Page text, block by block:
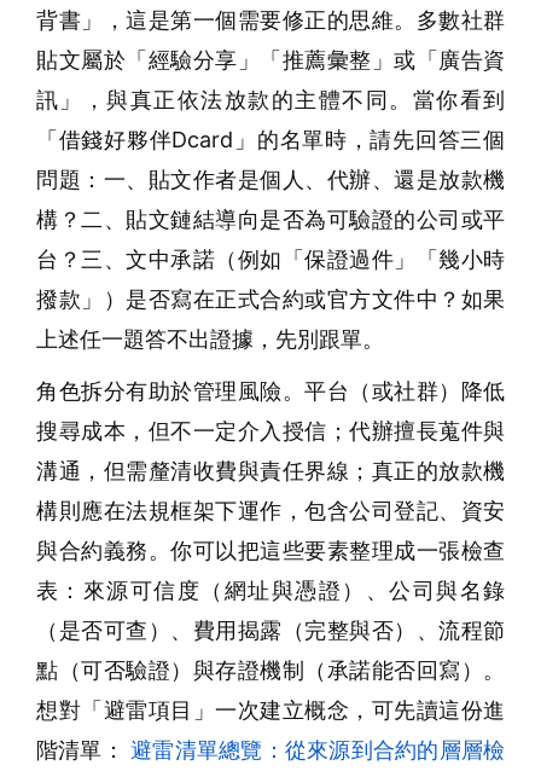
背書」，這是第一個需要修正的思維。多數社群
貼文屬於「經驗分享」「推薦彙整」或「廣告資
訊」，與真正依法放款的主體不同。當你看到
「借錢好夥伴Dcard」的名單時，請先回答三個
問題：一、貼文作者是個人、代辦、還是放款機
構？二、貼文鏈結導向是否為可驗證的公司或平
台？三、文中承諾（例如「保證過件」「幾小時
撥款」）是否寫在正式合約或官方文件中？如果
上述任一題答不出證據，先別跟單。
角色拆分有助於管理風險。平台（或社群）降低
搜尋成本，但不一定介入授信；代辦擅長蒐件與
溝通，但需釐清收費與責任界線；真正的放款機
構則應在法規框架下運作，包含公司登記、資安
與合約義務。你可以把這些要素整理成一張檢查
表：來源可信度（網址與憑證）、公司與名錄
（是否可查）、費用揭露（完整與否）、流程節
點（可否驗證）與存證機制（承諾能否回寫）。
想對「避雷項目」一次建立概念，可先讀這份進
階清單：
避雷清單總覽：從來源到合約的層層檢